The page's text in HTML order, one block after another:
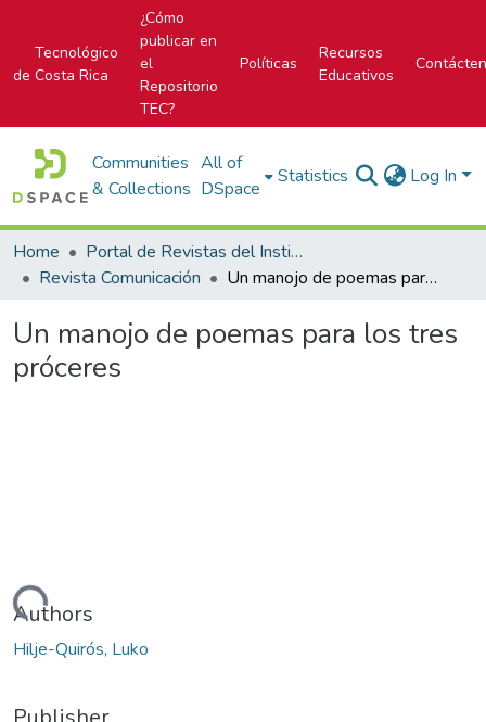
Tecnológico
de Costa Rica
¿Cómo
publicar en
el
Repositorio
TEC?
Políticas
Recursos
Educativos
Communities
& Collections
All of
DSpace
Statistics Log In
Home
Portal de Revistas del Instituto Tecnológico de Costa Rica
Revista Comunicación
Un manojo de poemas para los tres próceres
Un manojo de poemas para los tres
próceres
Authors
Hilje-Quirós, Luko